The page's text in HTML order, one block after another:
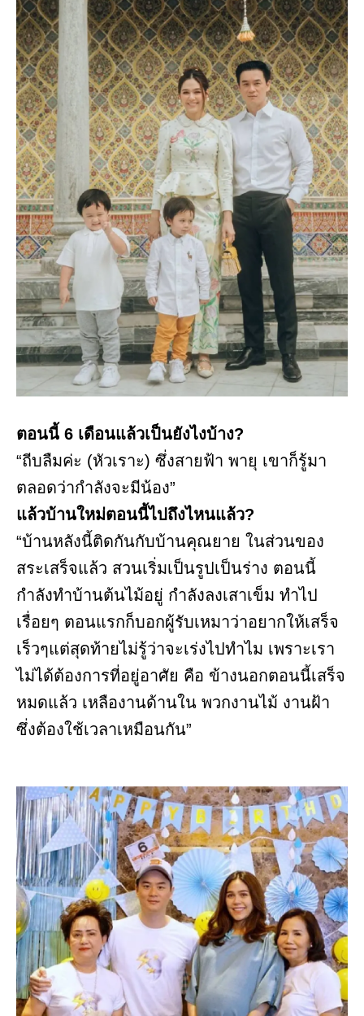
ตอนนี้ 6 เดือนแล้วเป็นยังไงบ้าง?
“ถีบลืมค่ะ (หัวเราะ) ซึ่งสายฟ้า พายุ เขาก็รู้มา
ตลอดว่ากำลังจะมีน้อง”
แล้วบ้านใหม่ตอนนี้ไปถึงไหนแล้ว?
“บ้านหลังนี้ติดกันกับบ้านคุณยาย ในส่วนของ
สระเสร็จแล้ว สวนเริ่มเป็นรูปเป็นร่าง ตอนนี้
กำลังทำบ้านต้นไม้อยู่ กำลังลงเสาเข็ม ทำไป
เรื่อยๆ ตอนแรกก็บอกผู้รับเหมาว่าอยากให้เสร็จ
เร็วๆแต่สุดท้ายไม่รู้ว่าจะเร่งไปทำไม เพราะเรา
ไม่ได้ต้องการที่อยู่อาศัย คือ ข้างนอกตอนนี้เสร็จ
หมดแล้ว เหลืองานด้านใน พวกงานไม้ งานฝ้า
ซึ่งต้องใช้เวลาเหมือนกัน”